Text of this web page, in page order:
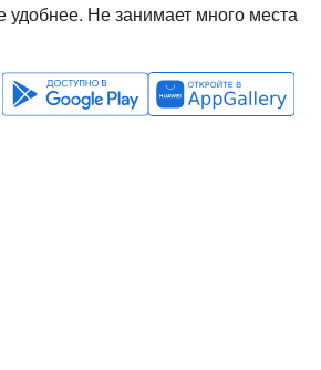
Не занимает много места